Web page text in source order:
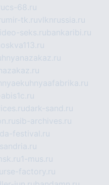
cs-68.ru
mir-tk.ruvlknrussia.ru
seks.rubankaribi.ru
dark-sand.ru
sib-archives.ru
festival.ru
1-mus.ru
factory.ru